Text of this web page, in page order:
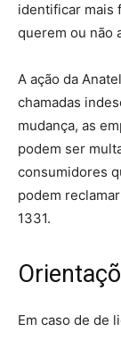
identificar mais
querem ou não
A ação da
chamadas
mudança, as
podem ser
consumidores
podem
1331.
Em caso de de